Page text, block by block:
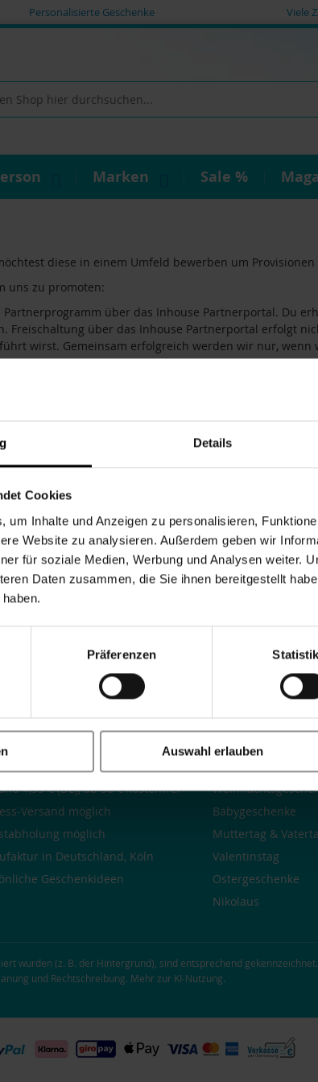
Details
Cookies
um Inhalte und Anzeigen zu personalisieren,
Website zu analysieren. Außerdem geben wir
für soziale Medien, Werbung und Analysen weiter.
Daten zusammen, die Sie ihnen bereitgestellt
Präferenzen
Auswahl erlauben
Personalisierte Geschenke Viele
Marken Sale %
diese in einem Umfeld bewerben um Provisionen
uns zu promoten:
über das Inhouse Partnerportal. Du
Freischaltung über das Inhouse Partnerportal erfolgt
wirst. Gemeinsam erfolgreich werden wir nur,
LALALO Service-Team ist für dich da!
Köln, Worringen
+49 221
Vorteile mit LALALO
4,99 € (DE), ab 50 € kostenfrei
Versand möglich
möglich
in Deutschland, Köln
Geschenkideen
Babygeschenke
Muttertag &
Valentinstag
Ostergeschenke
Nikolaus
wurden (z. B. der Hintergrund), sind entsprechend gekennzeichnet.
und Rechtschreibung. Mehr zur KI-Nutzung.